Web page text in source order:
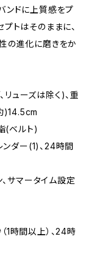
ンドに上質感をプ
トはそのままに、
の進化に磨きをか
ューズは除く)、重
)14.5cm
(ベルト)
ンダー(1)、24時間
サマータイム設定
1時間以上）、24時